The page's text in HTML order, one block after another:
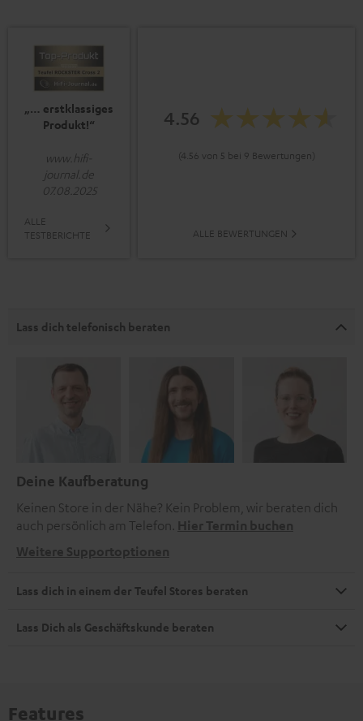
„… erstklassiges
Produkt!“
www.hifi-
journal.de
07.08.2025
ALLE
TESTBERICHTE
4.56
(4.56 von 5 bei 9 Bewertungen)
ALLE BEWERTUNGEN
Lass dich telefonisch beraten
Deine Kaufberatung
Keinen Store in der Nähe? Kein Problem, wir beraten dich
auch persönlich am Telefon. Hier Termin buchen
Weitere Supportoptionen
Lass dich in einem der Teufel Stores beraten
Lass Dich als Geschäftskunde beraten
Features